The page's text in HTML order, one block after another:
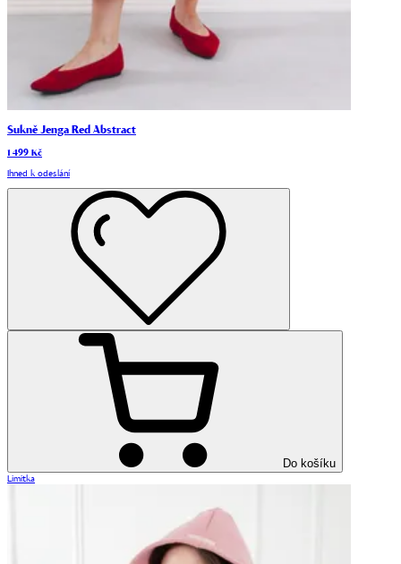
Sukně Jenga Red Abstract
1 499 Kč
Ihned k odeslání
Do košíku
Limitka